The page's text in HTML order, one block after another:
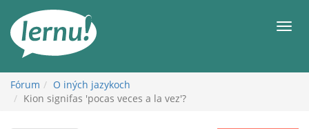
obsah
Fórum
O iných jazykoch
Kion signifas 'pocas veces a la vez'?